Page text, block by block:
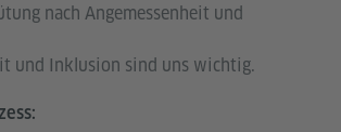
nach Angemessenheit und
und Inklusion sind uns wichtig.